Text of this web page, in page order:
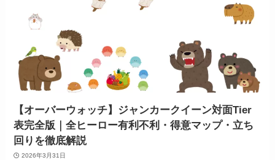
【オーバーウォッチ】ジャンカークイーン対面Tier
表完全版｜全ヒーロー有利不利・得意マップ・立ち
回りを徹底解説
2026年3月31日